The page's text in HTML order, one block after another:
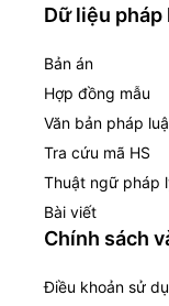
Dữ liệu pháp
Bản án
Hợp đồng mẫu
Văn bản pháp
Tra cứu mã HS
Thuật ngữ pháp
Bài viết
Chính sách
Điều khoản sử